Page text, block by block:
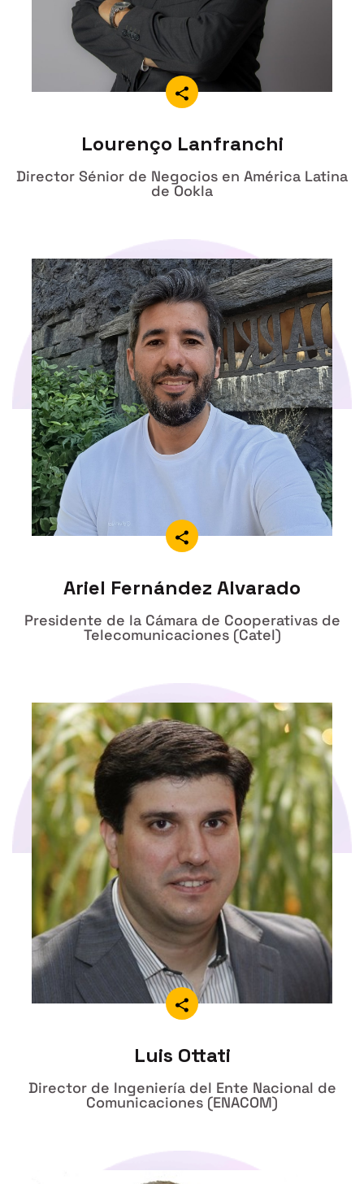
Lourenço Lanfranchi
Director Sénior de Negocios en América Latina
de Ookla
Ariel Fernández Alvarado
Presidente de la Cámara de Cooperativas de
Telecomunicaciones (Catel)
Luis Ottati
Director de Ingeniería del Ente Nacional de
Comunicaciones (ENACOM)